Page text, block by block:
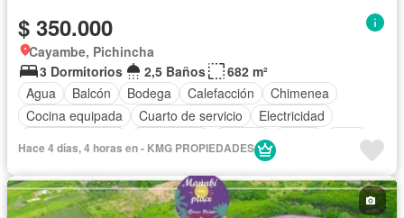
$ 350.000
Cayambe, Pichincha
3 Dormitorios
2,5 Baños
682 m²
Agua
Balcón Bodega Calefacción
Chimenea
Cocina equipada
Cuarto de servicio
Electricidad
Internet
Patio
Hace 4 días, 4 horas en - KMG PROPIEDADES